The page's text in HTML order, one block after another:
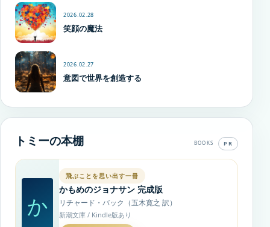
2026.02.28
笑顔の魔法
2026.02.27
意図で世界を創造する
トミーの本棚 BOOKS PR
か
飛ぶことを思い出す一冊
かもめのジョナサン 完成版
リチャード・バック（五木寛之 訳）
新潮文庫 / Kindle版あり